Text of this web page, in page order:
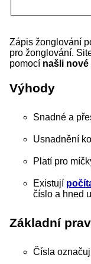
Zápis žonglování
pro žonglování.
pomocí našli nové
Výhody
Snadné a
Usnadnění
Platí pro
Existují
číslo a hned
Základní
Čísla